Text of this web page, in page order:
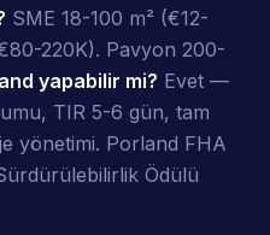
SME 18-100 m² (€12-
220K). Pavyon 200-
yapabilir mi? Evet —
TIR 5-6 gün, tam
yönetimi. Porland FHA
Ödülü